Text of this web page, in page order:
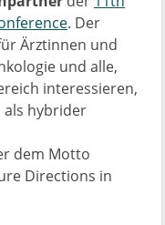
. Der
Ärztinnen und
und alle,
interessieren,
als hybrider
dem Motto
Directions in